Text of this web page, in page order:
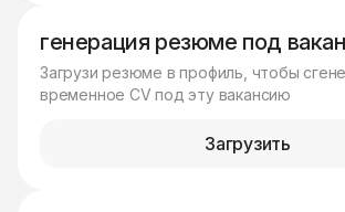
генерация резюме под
Загрузи резюме в профиль, чтобы
временное CV под эту вакансию
Загрузить